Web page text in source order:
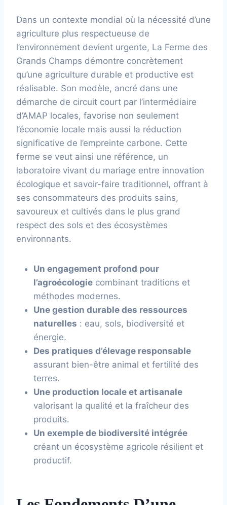
Dans un contexte mondial où la nécessité d’une
agriculture plus respectueuse de
l’environnement devient urgente, La Ferme des
Grands Champs démontre concrètement
qu’une agriculture durable et productive est
réalisable. Son modèle, ancré dans une
démarche de circuit court par l’intermédiaire
d’AMAP locales, favorise non seulement
l’économie locale mais aussi la réduction
significative de l’empreinte carbone. Cette
ferme se veut ainsi une référence, un
laboratoire vivant du mariage entre innovation
écologique et savoir-faire traditionnel, offrant à
ses consommateurs des produits sains,
savoureux et cultivés dans le plus grand
respect des sols et des écosystèmes
environnants.
Un engagement profond pour
l’agroécologie combinant traditions et
méthodes modernes.
Une gestion durable des ressources
naturelles : eau, sols, biodiversité et
énergie.
Des pratiques d’élevage responsable
assurant bien-être animal et fertilité des
terres.
Une production locale et artisanale
valorisant la qualité et la fraîcheur des
produits.
Un exemple de biodiversité intégrée
créant un écosystème agricole résilient et
productif.